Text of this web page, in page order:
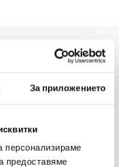
За приложението
персонализираме
предоставяме
детски рисунки, 3